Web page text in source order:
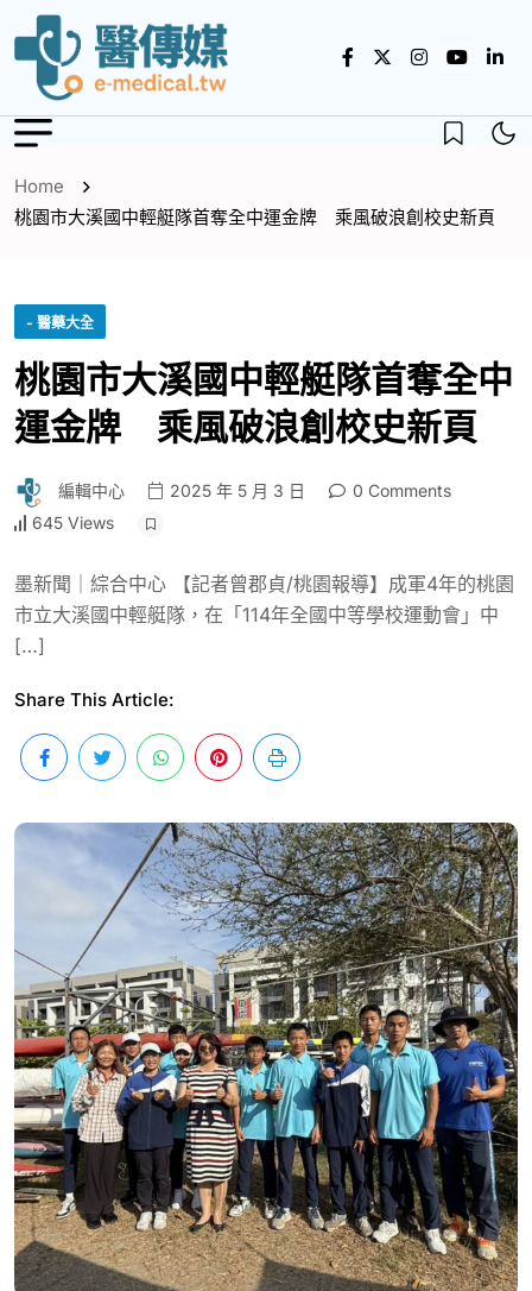
Home
桃園市大溪國中輕艇隊首奪全中運金牌 乘風破浪創校史新頁
- 醫藥大全
桃園市大溪國中輕艇隊首奪全中
運金牌 乘風破浪創校史新頁
編輯中心 2025 年 5 月 3 日
0 Comments
645 Views
墨新聞｜綜合中心 【記者曾郡貞/桃園報導】成軍4年的桃園
市立大溪國中輕艇隊，在「114年全國中等學校運動會」中
[…]
Share This Article: